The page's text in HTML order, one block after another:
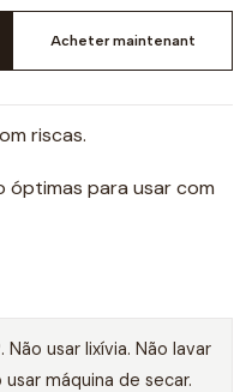
Acheter maintenant
riscas.
óptimas para usar com
Não usar lixívia. Não lavar
usar máquina de secar.